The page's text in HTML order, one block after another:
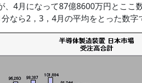
、4月になって87億8600万円とここ
なら2，3，4月の平均をとった数字